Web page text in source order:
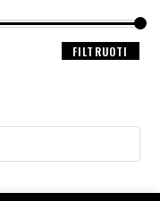
FILTRUOTI